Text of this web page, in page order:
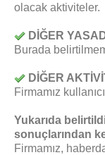
olacak aktiviteler.
DİĞER
Burada
DİĞER
Firmamız
Yukarıda
sonuçlarından
Firmamız,